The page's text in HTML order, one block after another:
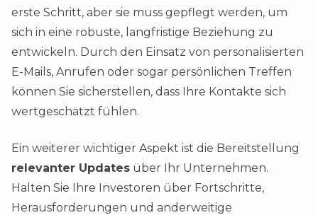
erste Schritt, aber sie muss gepflegt werden, um
sich in eine robuste, langfristige Beziehung zu
entwickeln. Durch den Einsatz von personalisierten
E-Mails, Anrufen oder sogar persönlichen Treffen
können Sie sicherstellen, dass Ihre Kontakte sich
wertgeschätzt fühlen.
Ein weiterer wichtiger Aspekt ist die Bereitstellung
relevanter Updates über Ihr Unternehmen.
Halten Sie Ihre Investoren über Fortschritte,
Herausforderungen und anderweitige